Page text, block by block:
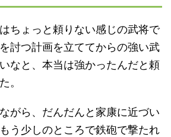
ちょっと頼りない感じの武将で
討つ計画を立ててからの強い武
なと、本当は強かったんだと頼
。
がら、だんだんと家康に近づい
う少しのところで鉄砲で撃たれ